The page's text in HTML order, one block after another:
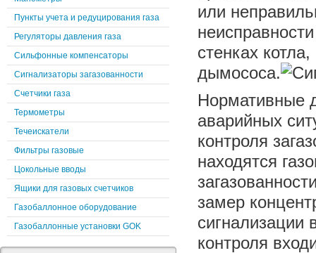
или
стенках
дымососа.
Нормативные
аварийных
контроля
находятся
замер
контроля
Пункты учета и редуцирования газа
Регуляторы давления газа
Сильфонные компенсаторы
Сигнализаторы загазованности
Счетчики газа
Термометры
Течеискатели
Фильтры газовые
Цокольные вводы
Ящики для газовых счетчиков
Газобаллонное оборудование
Газобаллонные установки GOK